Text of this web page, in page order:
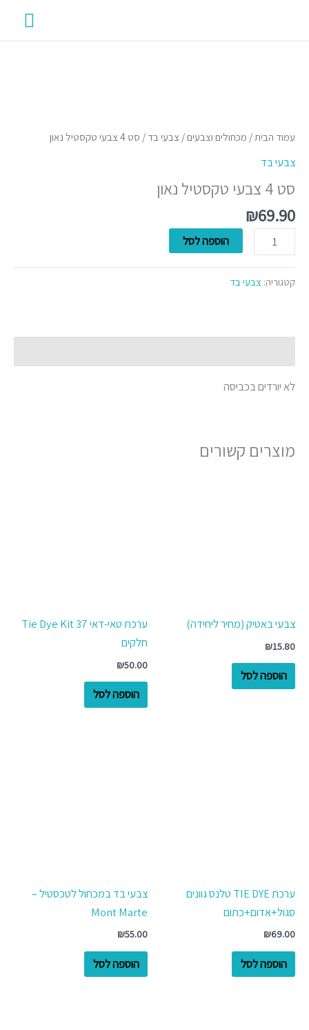
עמוד הבית/ מכחולים וצבעים/ צבעי בד / סט 4 צבעי טקסטיל נאון
צבעי בד
סט 4 צבעי טקסטיל נאון
₪69.90
סט
צבעי
טקסטיל
נאון
הוספה לסל
קטגוריה: צבעי בד
לא יורדים בכביסה
מוצרים קשורים
צבעי באטיק (מחיר ליחידה)
₪15.80
הוספה לסל
ערכת טאי-דאי Tie Dye Kit 37
חלקים
₪50.00
הוספה לסל
ערכת TIE DYE טלנס גוונים
סגול+אדום+כתום
₪69.00
הוספה לסל
צבעי בד במכחול לטכסטיל –
Mont Marte
₪55.00
הוספה לסל